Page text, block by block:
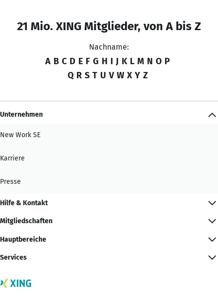
21 Mio. XING Mitglieder, von A bis Z
Nachname:
A B C D E F G H I J K L M N O P
Q R S T U V W X Y Z
Unternehmen
New Work SE
Karriere
Presse
Hilfe & Kontakt
Mitgliedschaften
Hauptbereiche
Services